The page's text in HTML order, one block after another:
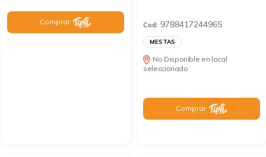
Comprar Cod: 9788417244965
MESTAS
No Disponible en local
seleccionado
Comprar